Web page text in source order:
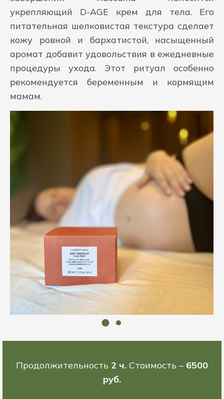
укрепляющий D-AGE крем для тела. Его
питательная шелковистая текстура сделает
кожу ровной и бархатистой, насыщенный
аромат добавит удовольствия в ежедневные
процедуры ухода. Этот ритуал особенно
рекомендуется беременным и кормящим
мамам.
Продолжительность 2 ч. Стоимость – 6500
руб.